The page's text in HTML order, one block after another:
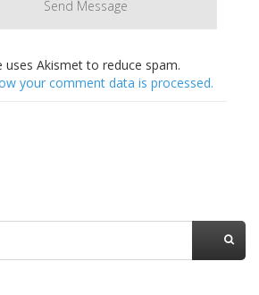
uses Akismet to reduce spam.
your comment data is processed.